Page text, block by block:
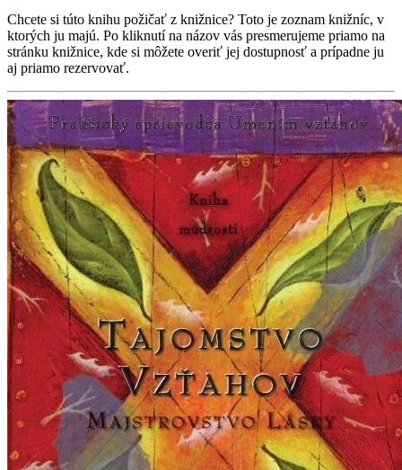
Chcete si túto knihu požičať z knižnice? Toto je zoznam knižníc, v
ktorých ju majú. Po kliknutí na názov vás presmerujeme priamo na
stránku knižnice, kde si môžete overiť jej dostupnosť a prípadne ju
aj priamo rezervovať.